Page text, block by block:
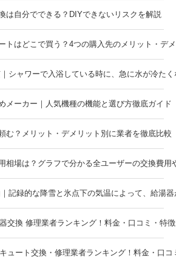
は自分でできる？DIYできないリスクを解説
トはどこで買う？4つの購入先のメリット・デ
｜シャワーで入浴している時に、急に水が冷た
メーカー｜人気機種の機能と選び方徹底ガイド
む？メリット・デメリット別に業者を徹底比較
相場は？グラフで分かる全ユーザーの交換費
｜記録的な降雪と氷点下の気温によって、給湯
器交換 修理業者ランキング！料金・口コミ・特
キュート交換・修理業者ランキング！料金・口